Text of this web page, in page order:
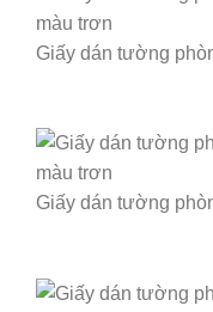
Giấy dán tường
Giấy dán tường